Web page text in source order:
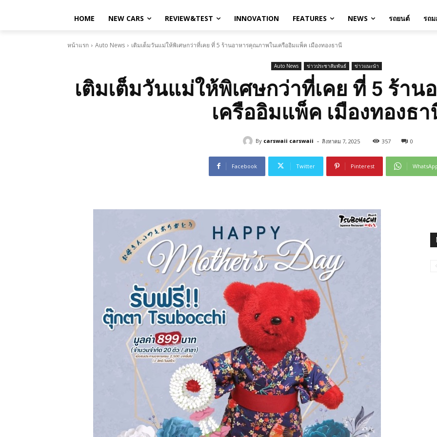
HOME NEW CARS REVIEW&TEST INNOVATION FEATURES NEWS รถยนต์ รถม
หน้าแรก Auto News เติมเต็มวันแม่ให้พิเศษกว่าที่เคย ที่ 5 ร้านอาหารคุณภาพในเครืออิมแพ็ค เมืองทองธานี
Auto News ข่าวประชาสัมพันธ์ ข่าวแนะนำ
เติมเต็มวันแม่ให้พิเศษกว่าที่เคย ที่ 5 ร้า
เครืออิมแพ็ค เมืองทองธา
By carswaii carswaii - สิงหาคม 7, 2025 357 0
Facebook Twitter Pinterest